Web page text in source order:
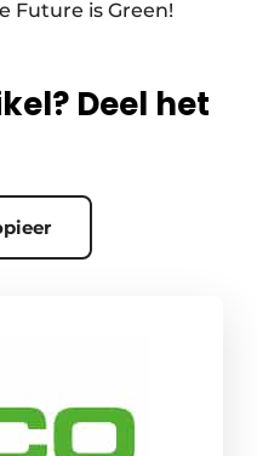
Future is Green!
Deel het